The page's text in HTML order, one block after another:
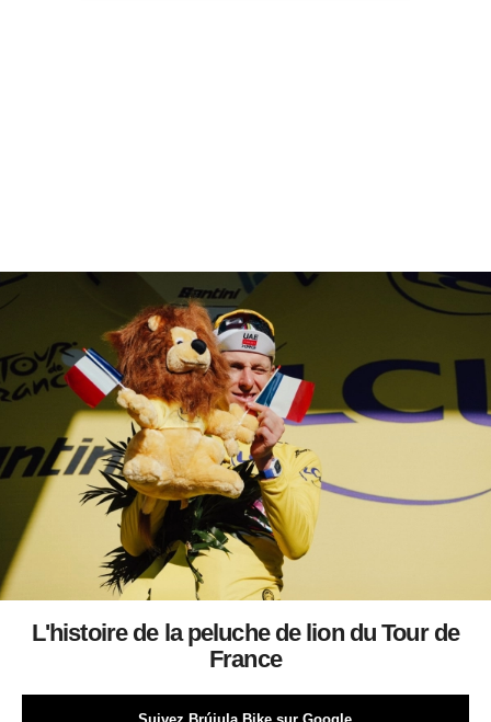
L'histoire de la peluche de lion du Tour de
France